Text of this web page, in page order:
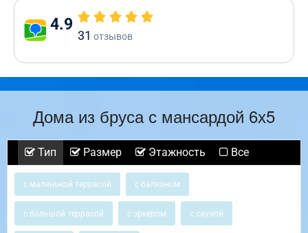
4.9
31 отзывов
Дома из бруса с мансардой 6х5
Тип Размер Этажность Все
с маленькой террасой с балконом
с большой террасой с эркером с сауной